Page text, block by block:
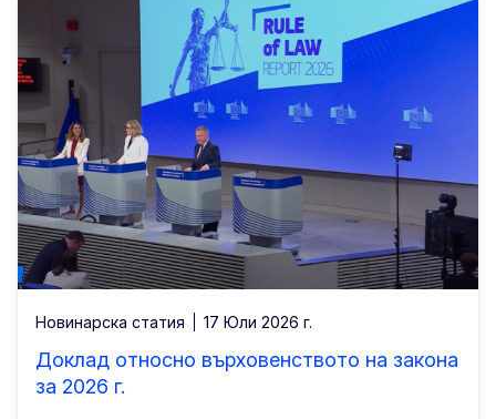
Новинарска статия 17 Юли 2026 г.
Доклад относно върховенството на закона
за 2026 г.